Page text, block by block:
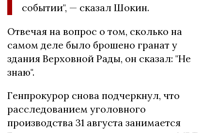
событии", — сказал Шокин.
Отвечая на вопрос о том, сколько на
самом деле было брошено гранат у
здания Верховной Рады, он сказал: "Не
знаю".
Генпрокурор снова подчеркнул, что
расследованием уголовного
производства 31 августа занимается